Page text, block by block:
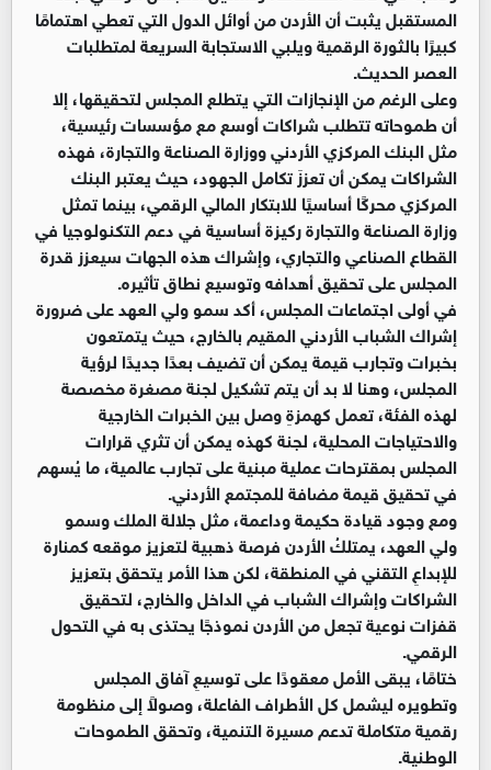
المستقبل يثبت أن الأردن من أوائل الدول التي تعطي اهتمامًا
كبيرًا بالثورة الرقمية ويلبي الاستجابة السريعة لمتطلبات
العصر الحديث.
وعلى الرغم من الإنجازات التي يتطلع المجلس لتحقيقها، إلا
أن طموحاته تتطلب شراكات أوسع مع مؤسسات رئيسية،
مثل البنك المركزي الأردني ووزارة الصناعة والتجارة، فهذه
الشراكات يمكن أن تعززَ تكامل الجهود، حيث يعتبر البنك
المركزي محركًا أساسيًا للابتكار المالي الرقمي، بينما تمثل
وزارة الصناعة والتجارة ركيزة أساسية في دعم التكنولوجيا في
القطاع الصناعي والتجاري، وإشراك هذه الجهات سيعزز قدرة
المجلس على تحقيق أهدافه وتوسيع نطاق تأثيره.
في أولى اجتماعات المجلس، أكد سمو ولي العهد على ضرورة
إشراك الشباب الأردني المقيم بالخارج، حيث يتمتعون
بخبرات وتجارب قيمة يمكن أن تضيف بعدًا جديدًا لرؤية
المجلس، وهنا لا بد أن يتم تشكيل لجنة مصغرة مخصصة
لهذه الفئة، تعمل كهمزةِ وصل بين الخبرات الخارجية
والاحتياجات المحلية، لجنة كهذه يمكن أن تثري قرارات
المجلس بمقترحات عملية مبنية على تجارب عالمية، ما يُسهم
في تحقيق قيمة مضافة للمجتمع الأردني.
ومع وجود قيادة حكيمة وداعمة، مثل جلالة الملك وسمو
ولي العهد، يمتلكُ الأردن فرصة ذهبية لتعزيز موقعه كمنارة
للإبداعِ التقني في المنطقة، لكن هذا الأمر يتحقق بتعزيز
الشراكات وإشراك الشباب في الداخل والخارج، لتحقيق
قفزات نوعية تجعل من الأردن نموذجًا يحتذى به في التحول
الرقمي.
ختامًا، يبقى الأمل معقودًا على توسيعِ آفاق المجلس
وتطويره ليشمل كل الأطراف الفاعلة، وصولاً إلى منظومة
رقمية متكاملة تدعم مسيرة التنمية، وتحقق الطموحات
الوطنية.